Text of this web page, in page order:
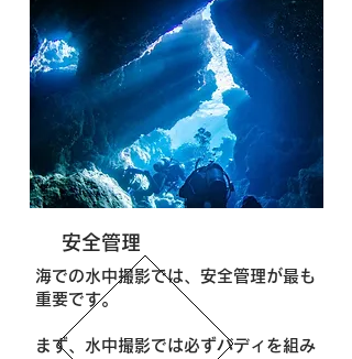
安全管理
海での水中撮影では、安全管理が最も
重要です。
まず、水中撮影では必ずバディを組み